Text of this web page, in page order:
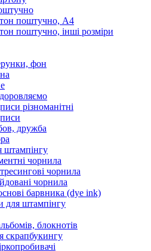
поштучно, А4
поштучно, інші розміри
фон
різноманітні
дружба
штампінгу
чорнила
чорнила
чорнила
барвника (dye ink)
для штампінгу
блокнотів
скрапбукингу